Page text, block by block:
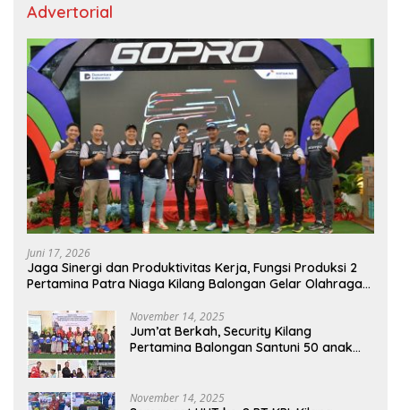
Advertorial
Juni 17, 2026
Jaga Sinergi dan Produktivitas Kerja, Fungsi Produksi 2
Pertamina Patra Niaga Kilang Balongan Gelar Olahraga
November 14, 2025
Jum’at Berkah, Security Kilang
Pertamina Balongan Santuni 50 anak
November 14, 2025